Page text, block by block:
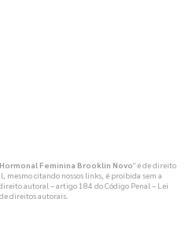
Feminina Brooklin Novo" é de direito
mesmo citando nossos links, é proibida sem a
autoral – artigo 184 do Código Penal – Lei
direitos autorais.